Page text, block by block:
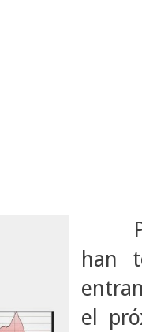
Por
han
el